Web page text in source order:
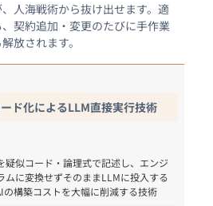
人海戦術から抜け出せます。適
契約追加・変更のたびに手作業
放されます。
ド化によるLLM直接実行技術
疑似コード・論理式で記述し、エンジ
ムに変換せずそのままLLMに投入する
の構築コストを大幅に削減する技術